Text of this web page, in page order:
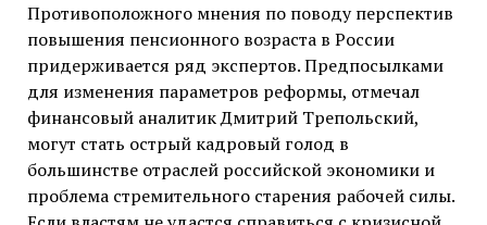
Противоположного мнения по поводу перспектив
повышения пенсионного возраста в России
придерживается ряд экспертов. Предпосылками
для изменения параметров реформы, отмечал
финансовый аналитик Дмитрий Трепольский,
могут стать острый кадровый голод в
большинстве отраслей российской экономики и
проблема стремительного старения рабочей силы.